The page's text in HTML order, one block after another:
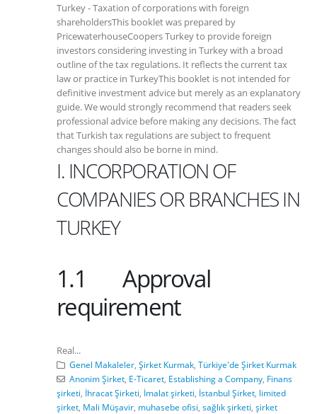
Turkey - Taxation of corporations with foreign
shareholdersThis booklet was prepared by
PricewaterhouseCoopers Turkey to provide foreign
investors considering investing in Turkey with a broad
outline of the tax regulations. It reflects the current tax
law or practice in TurkeyThis booklet is not intended for
definitive investment advice but merely as an explanatory
guide. We would strongly recommend that readers seek
professional advice before making any decisions. The fact
that Turkish tax regulations are subject to frequent
changes should also be borne in mind.
I. INCORPORATION OF
COMPANIES OR BRANCHES IN
TURKEY
1.1 Approval
requirement
Real...
Genel Makaleler, Şirket Kurmak, Türkiye'de Şirket Kurmak
Anonim Şirket, E-Ticaret, Establishing a Company, Finans
şirketi İhracat Şirketi İmalat şirketi İstanbul Şirket limited
şirket Mali Müşavir muhasebe ofisi sağlık şirketi şirket